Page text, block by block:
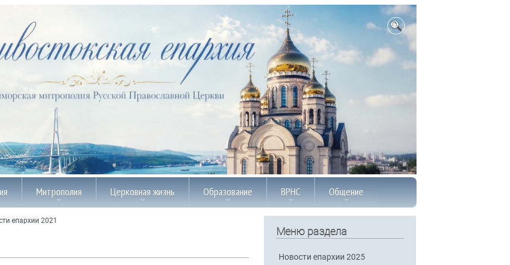
Митрополия Церковная жизнь Образование ВРНС Общение
епархии 2021
Меню раздела
Новости епархии 2025